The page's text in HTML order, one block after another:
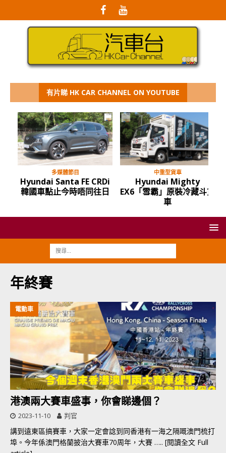
有片睇 HK CAR CHANNEL ON YOUTUBE
多媒體節目
Hyundai Santa FE CRDi
韓國車點止今時唔同往日
中重型貨車
Hyundai Mighty
EX6「雪霸」原裝冷藏斗貨
車
年終賽
電動車
港澳兩大賽車盛事，你會睇邊個？
2023-11-10 判官
講到遠東區搞賽車，大家一定會諗到同香港有一海之隔嘅澳門梳打
埠。今年係澳門格蘭披治大賽車70周年，大賽 ….. [閱讀全文 Full